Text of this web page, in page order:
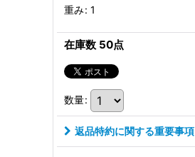
重み: 1
在庫数 50点
数量:
返品特約に関する重要事項